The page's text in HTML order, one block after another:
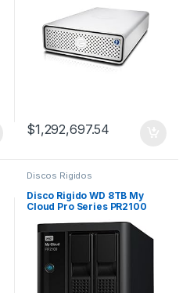
$1,292,697.54
Discos Rigidos
Disco Rigido WD 8TB My
Cloud Pro Series PR2100